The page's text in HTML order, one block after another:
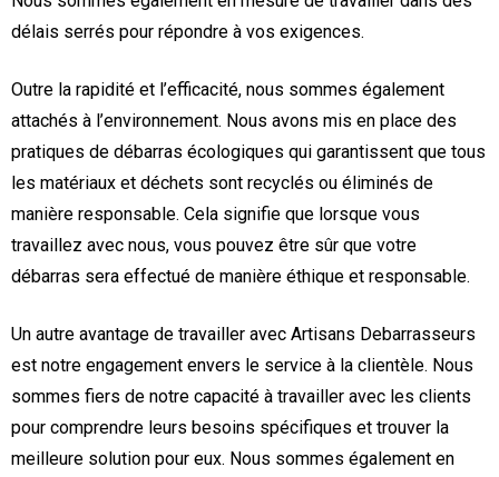
délais serrés pour répondre à vos exigences.
Outre la rapidité et l’efficacité, nous sommes également
attachés à l’environnement. Nous avons mis en place des
pratiques de débarras écologiques qui garantissent que tous
les matériaux et déchets sont recyclés ou éliminés de
manière responsable. Cela signifie que lorsque vous
travaillez avec nous, vous pouvez être sûr que votre
débarras sera effectué de manière éthique et responsable.
Un autre avantage de travailler avec Artisans Debarrasseurs
est notre engagement envers le service à la clientèle. Nous
sommes fiers de notre capacité à travailler avec les clients
pour comprendre leurs besoins spécifiques et trouver la
meilleure solution pour eux. Nous sommes également en